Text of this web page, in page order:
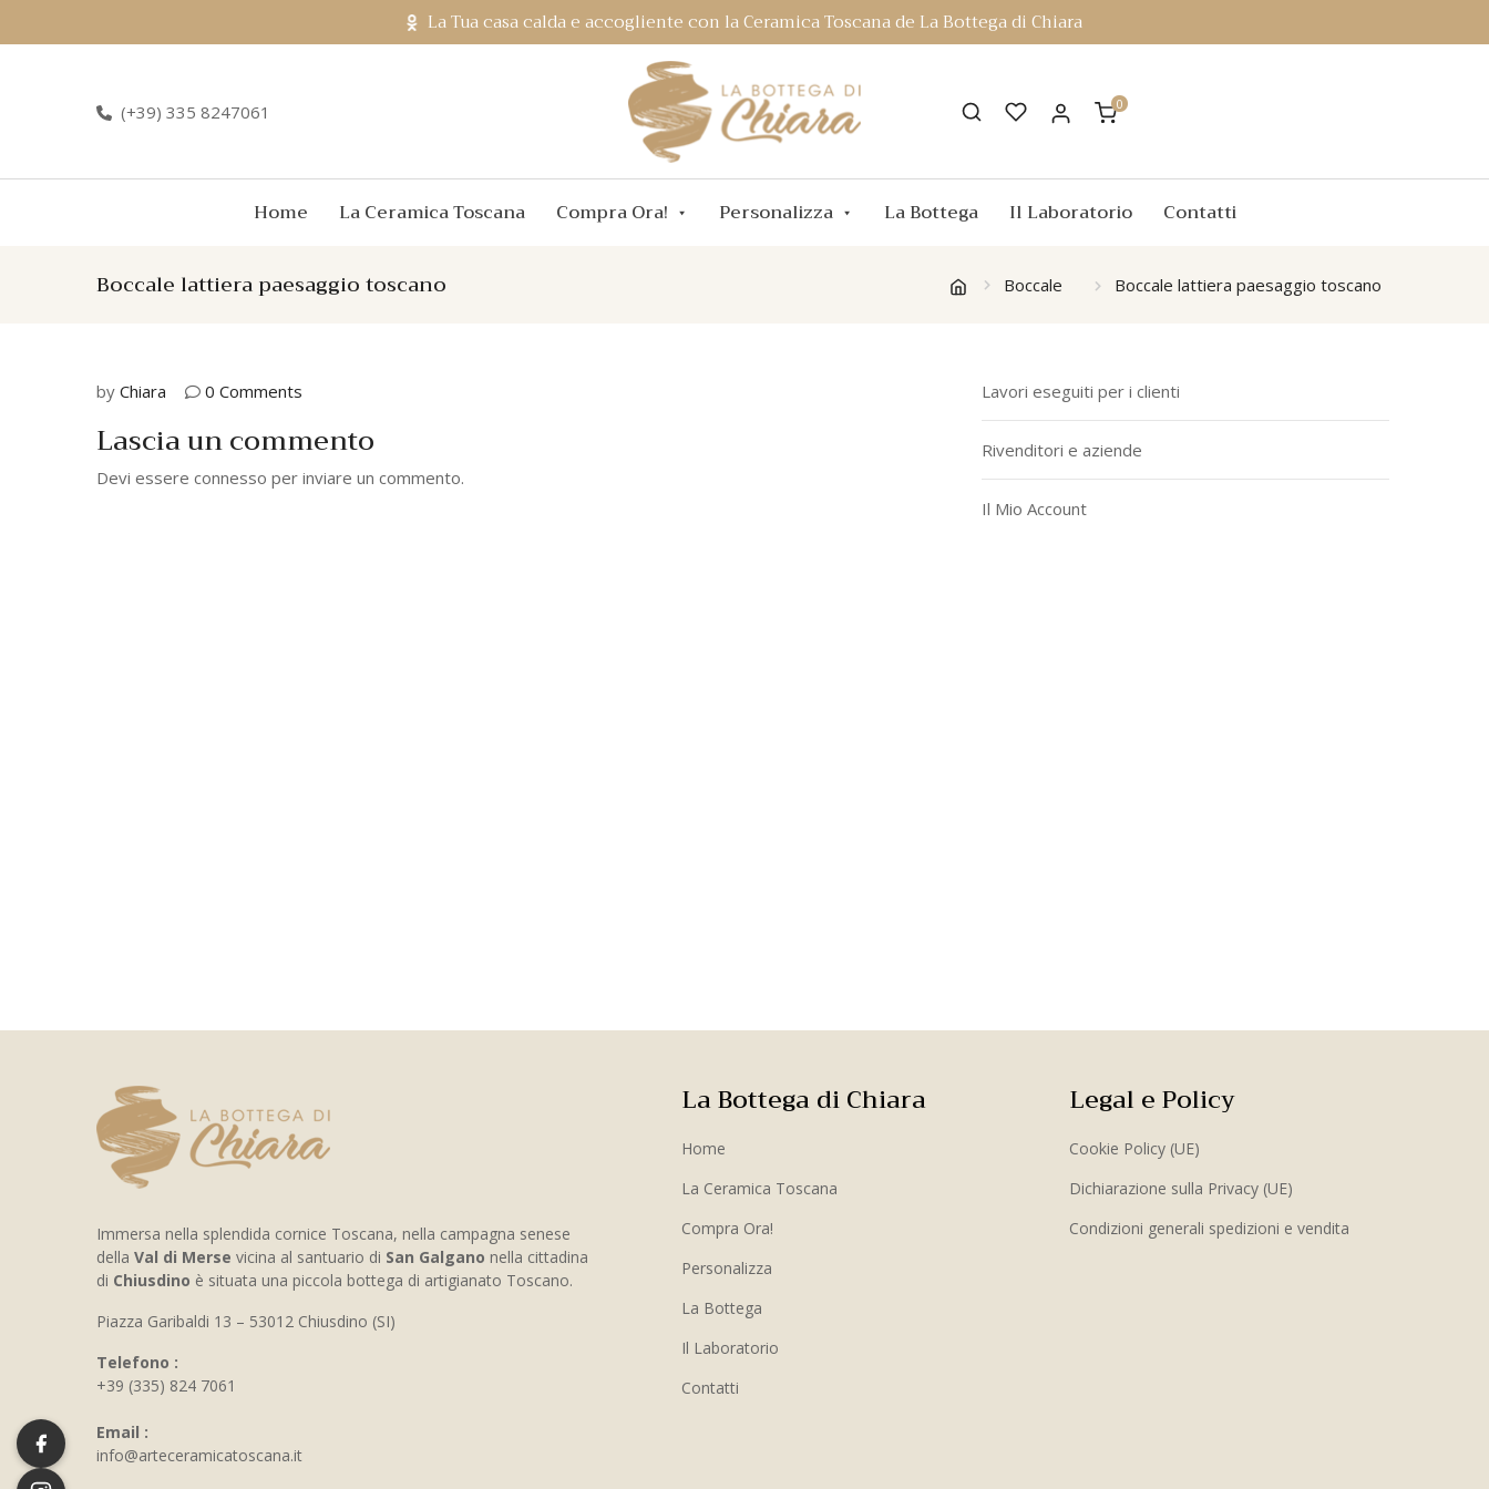
La Tua casa calda e accogliente con la Ceramica Toscana de La Bottega di Chiara
(+39) 335 8247061 0
Home La Ceramica Toscana Compra Ora! Personalizza La Bottega Il Laboratorio Contatti
Boccale lattiera paesaggio toscano Boccale Boccale lattiera paesaggio toscano
by Chiara 0 Comments
Lascia un commento
Devi essere connesso per inviare un commento.
Lavori eseguiti per i clienti
Rivenditori e aziende
Il Mio Account
Immersa nella splendida cornice Toscana, nella campagna senese
della Val di Merse vicina al santuario di San Galgano nella cittadina
di Chiusdino è situata una piccola bottega di artigianato Toscano.
Piazza Garibaldi 13 – 53012 Chiusdino (SI)
Telefono :
+39 (335) 824 7061
Email :
info@arteceramicatoscana.it
La Bottega di Chiara
Home
La Ceramica Toscana
Compra Ora!
Personalizza
La Bottega
Il Laboratorio
Contatti
Legal e Policy
Cookie Policy (UE)
Dichiarazione sulla Privacy (UE)
Condizioni generali spedizioni e vendita